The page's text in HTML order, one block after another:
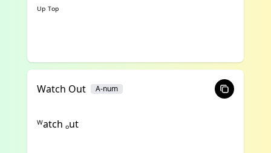
ᵁᵖ ᵀᵒᵖ
Watch Out A-num
ᵂatch ₒut